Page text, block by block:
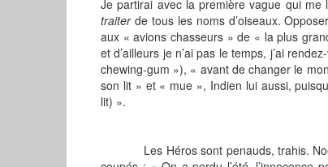
Je partirai avec la première vague qui
traiterde tous les noms d’oiseaux.
aux « avions chasseurs » de « la plus
et d’ailleurs je n’ai pas le temps, j’ai
chewing-gum »), « avant de changer le
son lit » et « mue », Indien lui aussi,
lit) ».
Les Héros sont penauds, trahis. Noé